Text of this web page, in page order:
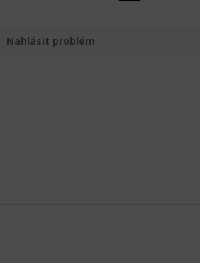
Nahlásit problém